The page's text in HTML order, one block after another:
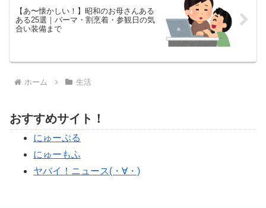
【あ〜懐かしい！】昭和のお母さんある
ある25選｜パーマ・割烹着・参観日の気
合い装備まで
ホーム 生活
おすすめサイト！
にゅーぷる
にゅーもふ
ヤバイ！ニュース(・∀・)